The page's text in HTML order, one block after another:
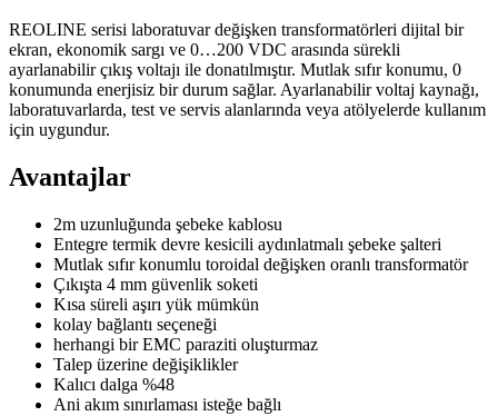
REOLINE serisi laboratuvar değişken transformatörleri dijital bir
ekran, ekonomik sargı ve 0…200 VDC arasında sürekli
ayarlanabilir çıkış voltajı ile donatılmıştır. Mutlak sıfır konumu, 0
konumunda enerjisiz bir durum sağlar. Ayarlanabilir voltaj kaynağı,
laboratuvarlarda, test ve servis alanlarında veya atölyelerde kullanım
için uygundur.
Avantajlar
2m uzunluğunda şebeke kablosu
Entegre termik devre kesicili aydınlatmalı şebeke şalteri
Mutlak sıfır konumlu toroidal değişken oranlı transformatör
Çıkışta 4 mm güvenlik soketi
Kısa süreli aşırı yük mümkün
kolay bağlantı seçeneği
herhangi bir EMC paraziti oluşturmaz
Talep üzerine değişiklikler
Kalıcı dalga %48
Ani akım sınırlaması isteğe bağlı